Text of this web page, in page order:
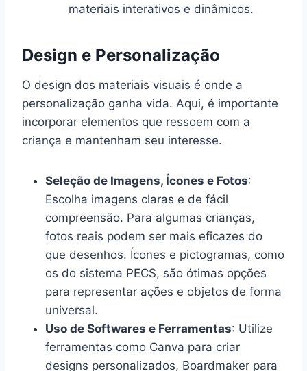
materiais interativos e dinâmicos.
Design e Personalização
O design dos materiais visuais é onde a
personalização ganha vida. Aqui, é importante
incorporar elementos que ressoem com a
criança e mantenham seu interesse.
Seleção de Imagens, Ícones e Fotos:
Escolha imagens claras e de fácil
compreensão. Para algumas crianças,
fotos reais podem ser mais eficazes do
que desenhos. Ícones e pictogramas, como
os do sistema PECS, são ótimas opções
para representar ações e objetos de forma
universal.
Uso de Softwares e Ferramentas: Utilize
ferramentas como Canva para criar
designs personalizados, Boardmaker para